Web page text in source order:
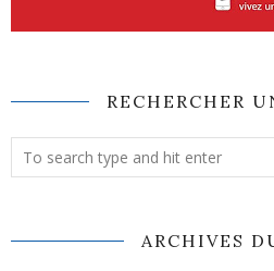
RECHERCHER
ARCHIVES